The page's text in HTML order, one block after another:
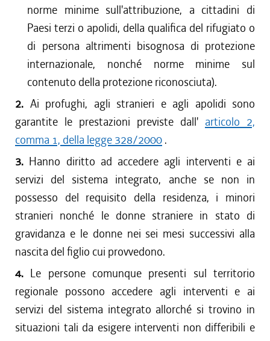
norme minime sull'attribuzione, a cittadini di
Paesi terzi o apolidi, della qualifica del rifugiato o
di persona altrimenti bisognosa di protezione
internazionale, nonché norme minime sul
contenuto della protezione riconosciuta).
2. Ai profughi, agli stranieri e agli apolidi sono
garantite le prestazioni previste dall' articolo 2,
comma 1, della legge 328/2000 .
3. Hanno diritto ad accedere agli interventi e ai
servizi del sistema integrato, anche se non in
possesso del requisito della residenza, i minori
stranieri nonché le donne straniere in stato di
gravidanza e le donne nei sei mesi successivi alla
nascita del figlio cui provvedono.
4. Le persone comunque presenti sul territorio
regionale possono accedere agli interventi e ai
servizi del sistema integrato allorché si trovino in
situazioni tali da esigere interventi non differibili e